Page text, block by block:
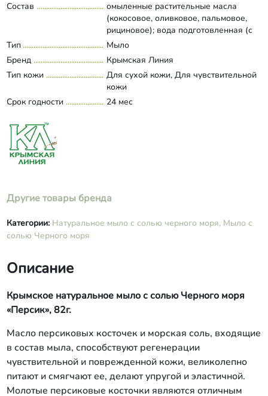
Состав
омыленные растительные масла
(кокосовое, оливковое, пальмовое,
рициновое); вода подготовленная (с
солью Чёрного моря); масло
облепиховое, масло персиковых
косточек, молотые персиковые
косточки, экстракт персика, экстракт
аннато, экстракт марены красильной.
Развернуть состав
Тип
Мыло
Бренд
Крымская Линия
Тип кожи
Для сухой кожи, Для чувствительной
кожи
Срок годности
24 мес
Другие товары бренда
Категории: Натуральное мыло с солью черного моря, Мыло с
солью Черного моря
Описание
Крымское натуральное мыло с солью Черного моря
«Персик», 82г.
Масло персиковых косточек и морская соль, входящие
в состав мыла, способствуют регенерации
чувствительной и поврежденной кожи, великолепно
питают и смягчают ее, делают упругой и эластичной.
Молотые персиковые косточки являются отличным